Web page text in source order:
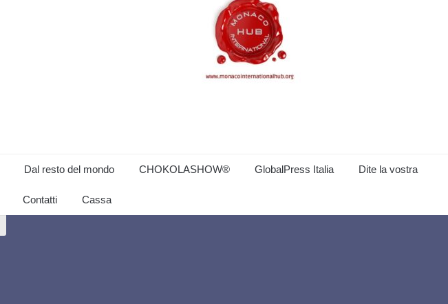
Dal resto del mondo CHOKOLASHOW® GlobalPress Italia Dite la vostra
Contatti Cassa